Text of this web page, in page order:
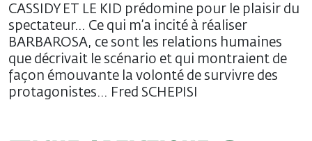
CASSIDY ET LE KID prédomine pour le plaisir du
spectateur… Ce qui m’a incité à réaliser
BARBAROSA, ce sont les relations humaines
que décrivait le scénario et qui montraient de
façon émouvante la volonté de survivre des
protagonistes… Fred SCHEPISI